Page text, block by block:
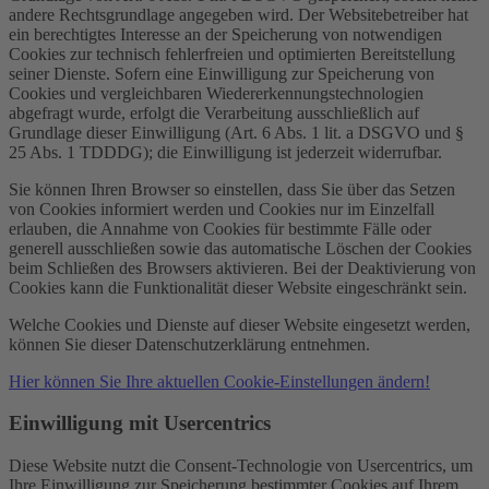
andere Rechtsgrundlage angegeben wird. Der Websitebetreiber hat
ein berechtigtes Interesse an der Speicherung von notwendigen
Cookies zur technisch fehlerfreien und optimierten Bereitstellung
seiner Dienste. Sofern eine Einwilligung zur Speicherung von
Cookies und vergleichbaren Wiedererkennungstechnologien
abgefragt wurde, erfolgt die Verarbeitung ausschließlich auf
Grundlage dieser Einwilligung (Art. 6 Abs. 1 lit. a DSGVO und §
25 Abs. 1 TDDDG); die Einwilligung ist jederzeit widerrufbar.
Sie können Ihren Browser so einstellen, dass Sie über das Setzen
von Cookies informiert werden und Cookies nur im Einzelfall
erlauben, die Annahme von Cookies für bestimmte Fälle oder
generell ausschließen sowie das automatische Löschen der Cookies
beim Schließen des Browsers aktivieren. Bei der Deaktivierung von
Cookies kann die Funktionalität dieser Website eingeschränkt sein.
Welche Cookies und Dienste auf dieser Website eingesetzt werden,
können Sie dieser Datenschutzerklärung entnehmen.
Hier können Sie Ihre aktuellen Cookie-Einstellungen ändern!
Einwilligung mit Usercentrics
Diese Website nutzt die Consent-Technologie von Usercentrics, um
Ihre Einwilligung zur Speicherung bestimmter Cookies auf Ihrem